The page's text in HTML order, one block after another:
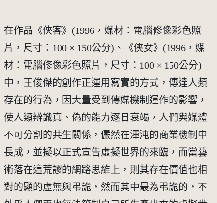
在作品《俠客》(1996，媒材：電腦修像彩色照
片，尺寸：100 × 150公分)、《俠女》(1996，媒
材：電腦修像彩色照片，尺寸：100 × 150公分)
中，王俊傑的創作正運用寫實的方式，傳達人類
存在的行為，因大量受到傳媒機制運作的影響，
使人類辨識真、偽的能力逐日衰竭，人們與媒體
不可分割的共生關係，儼然在渾沌的商業機制中
長成，並擬以正式宣告虛擬世界的來臨，而當藝
術落在這荒謬的網路思維上，則其存在價值也相
對的顯的虛無與弔詭，然而其中最為弔詭的，不